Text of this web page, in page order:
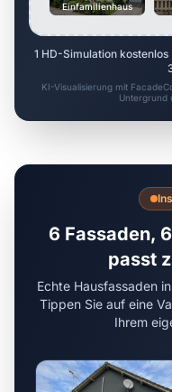
Einfamilienhaus
1 HD-Simulation kostenlos
KI-Visualisierung mit
Untergrund
6 Fassaden,
passt
Echte Hausfassaden
Tippen Sie auf eine
Ihrem